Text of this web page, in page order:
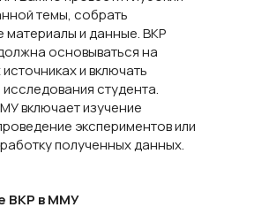
темы, собрать
и данные. ВКР
основываться на
и включать
студента.
включает изучение
экспериментов или
полученных данных.
ВКР в ММУ